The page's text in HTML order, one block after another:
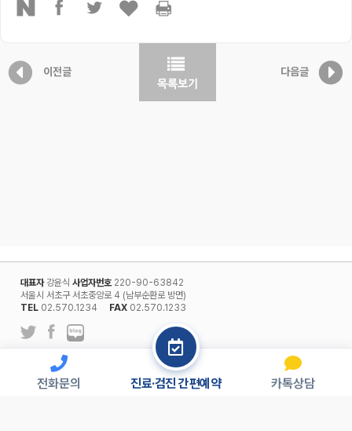
이전글 다음글
대표자강윤식 사업자번호220-90-63842
서울시 서초구 서초중앙로 4 (남부순환로 방면)
TEL 02.570.1234 FAX 02.570.1233
개인정보보호정책
전화문의 진료·검진 간편예약 카톡상담